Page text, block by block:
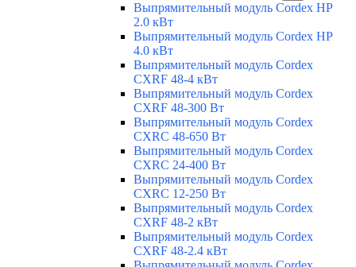
Выпрямительный модуль Cordex HP
2.0 кВт
Выпрямительный модуль Cordex HP
4.0 кВт
Выпрямительный модуль Cordex
CXRF 48-4 кВт
Выпрямительный модуль Cordex
CXRF 48-300 Вт
Выпрямительный модуль Cordex
CXRС 48-650 Вт
Выпрямительный модуль Cordex
CXRС 24-400 Вт
Выпрямительный модуль Cordex
CXRС 12-250 Вт
Выпрямительный модуль Cordex
CXRF 48-2 кВт
Выпрямительный модуль Cordex
CXRF 48-2.4 кВт